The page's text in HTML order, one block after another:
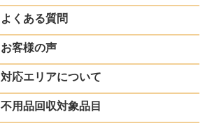
よくある質問
お客様の声
対応エリアについて
不用品回収対象品目